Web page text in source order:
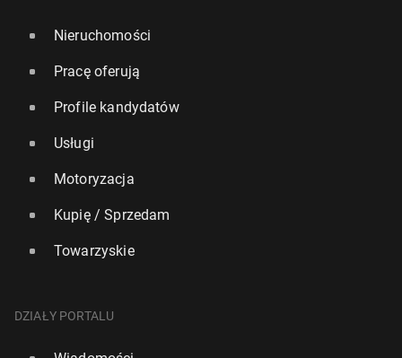
Nieruchomości
Pracę oferują
Profile kandydatów
Usługi
Motoryzacja
Kupię / Sprzedam
Towarzyskie
DZIAŁY PORTALU